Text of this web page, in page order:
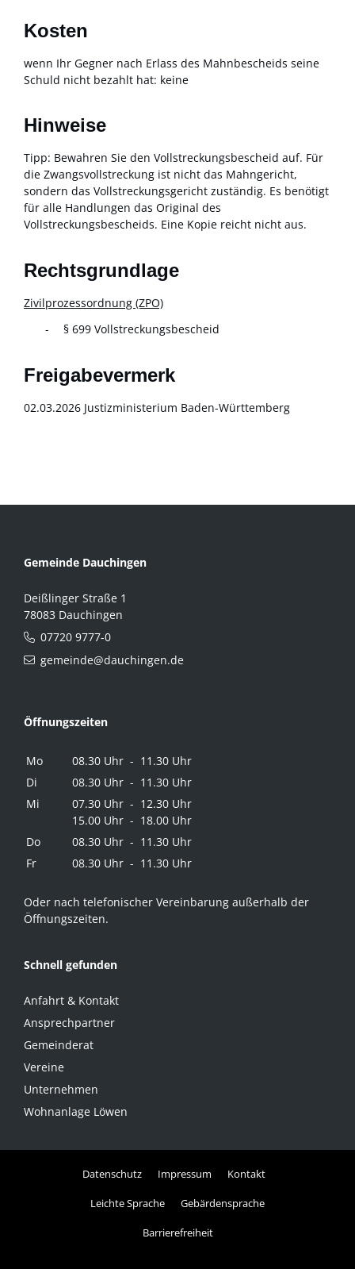
Kosten
wenn Ihr Gegner nach Erlass des Mahnbescheids seine
Schuld nicht bezahlt hat: keine
Hinweise
Tipp: Bewahren Sie den Vollstreckungsbescheid auf. Für
die Zwangsvollstreckung ist nicht das Mahngericht,
sondern das Vollstreckungsgericht zuständig. Es benötigt
für alle Handlungen das Original des
Vollstreckungsbescheids. Eine Kopie reicht nicht aus.
Rechtsgrundlage
Zivilprozessordnung (ZPO)
§ 699 Vollstreckungsbescheid
Freigabevermerk
02.03.2026 Justizministerium Baden-Württemberg
Gemeinde Dauchingen
Deißlinger Straße 1
78083 Dauchingen
07720 9777-0
gemeinde@dauchingen.de
Öffnungszeiten
Mo
08.30 Uhr - 11.30 Uhr
Di
08.30 Uhr - 11.30 Uhr
Mi
07.30 Uhr - 12.30 Uhr
15.00 Uhr - 18.00 Uhr
Do
08.30 Uhr - 11.30 Uhr
Fr
08.30 Uhr - 11.30 Uhr
Oder nach telefonischer Vereinbarung außerhalb der
Öffnungszeiten.
Schnell gefunden
Anfahrt & Kontakt
Ansprechpartner
Gemeinderat
Vereine
Unternehmen
Wohnanlage Löwen
Datenschutz Impressum Kontakt
Leichte Sprache Gebärdensprache
Barrierefreiheit